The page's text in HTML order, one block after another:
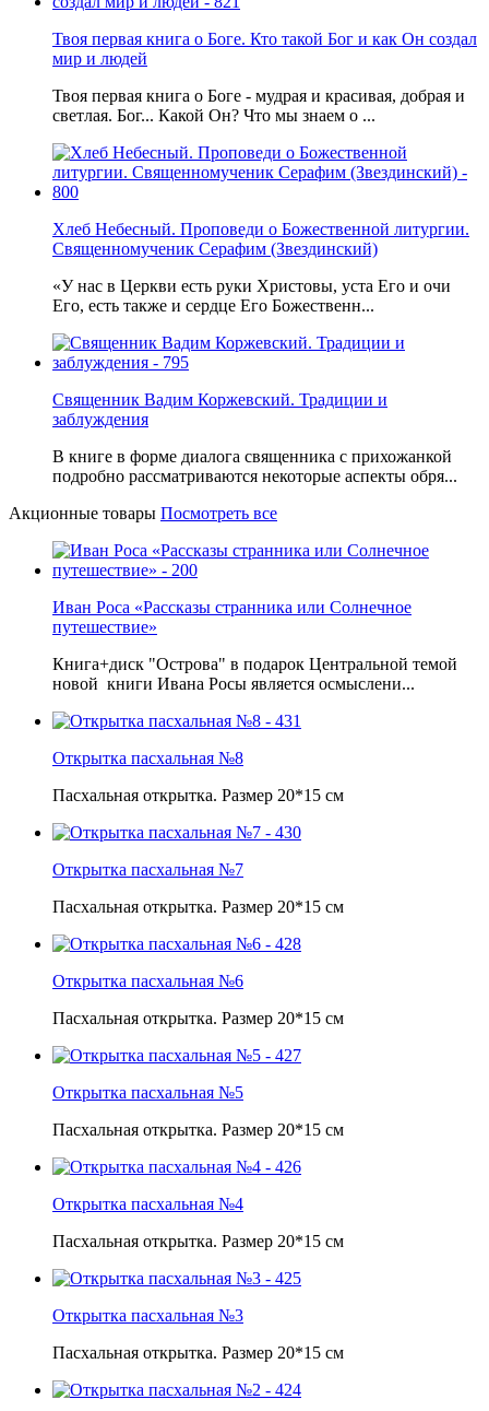
Твоя первая книга о Боге. Кто такой Бог и как Он создал
мир и людей
Твоя первая книга о Боге - мудрая и красивая, добрая и
светлая. Бог... Какой Он? Что мы знаем о ...
Хлеб Небесный. Проповеди о Божественной литургии.
Священномученик Серафим (Звездинский)
«У нас в Церкви есть руки Христовы, уста Его и очи
Его, есть также и сердце Его Божественн...
Священник Вадим Коржевский. Традиции и
заблуждения
В книге в форме диалога священника с прихожанкой
подробно рассматриваются некоторые аспекты обря...
Акционные товары Посмотреть все
Иван Роса «Рассказы странника или Солнечное
путешествие»
Книга+диск "Острова" в подарок Центральной темой
новой книги Ивана Росы является осмыслени...
Открытка пасхальная №8
Пасхальная открытка. Размер 20*15 см
Открытка пасхальная №7
Пасхальная открытка. Размер 20*15 см
Открытка пасхальная №6
Пасхальная открытка. Размер 20*15 см
Открытка пасхальная №5
Пасхальная открытка. Размер 20*15 см
Открытка пасхальная №4
Пасхальная открытка. Размер 20*15 см
Открытка пасхальная №3
Пасхальная открытка. Размер 20*15 см